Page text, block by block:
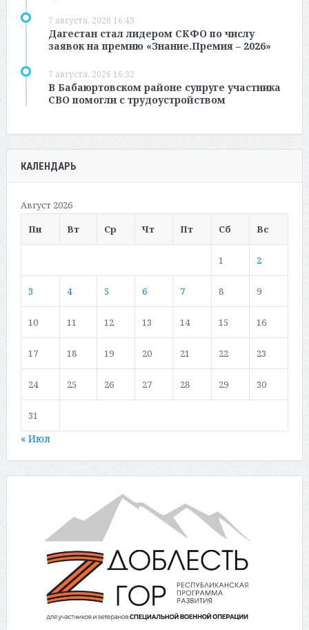
7 августа, 2026 16:43
Дагестан стал лидером СКФО по числу
заявок на премию «Знание.Премия – 2026»
7 августа, 2026 16:32
В Бабаюртовском районе супруге участника
СВО помогли с трудоустройством
КАЛЕНДАРЬ
Август 2026
Пн
Вт Ср Чт Пт Сб Вс
1 2
3 4 5 6 7 8 9
10 11 12 13 14 15 16
17 18 19 20 21 22 23
24 25 26 27 28 29 30
31
« Июл